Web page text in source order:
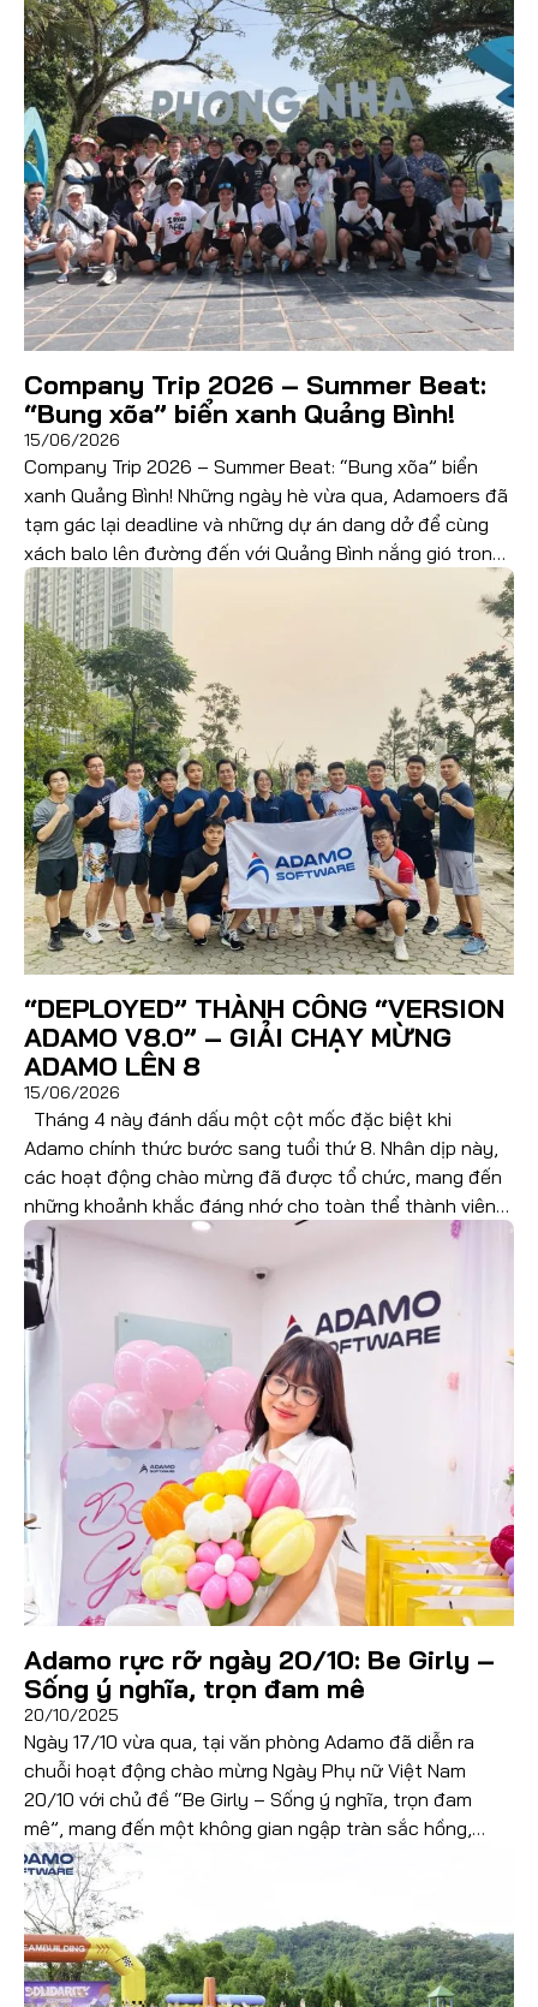
Đọc thêm
Company Trip 2026 – Summer Beat:
“Bung xõa” biển xanh Quảng Bình!
15/06/2026
Company Trip 2026 – Summer Beat: “Bung xõa” biển
xanh Quảng Bình! Những ngày hè vừa qua, Adamoers đã
tạm gác lại deadline và những dự án dang dở để cùng
xách balo lên đường đến với Quảng Bình nắng gió trong
chuyến du lịch Summer Beat. Hành trình 3 ngày 2 đêm
không chỉ […]
Đọc thêm
“DEPLOYED” THÀNH CÔNG “VERSION
ADAMO V8.0” – GIẢI CHẠY MỪNG
ADAMO LÊN 8
15/06/2026
Tháng 4 này đánh dấu một cột mốc đặc biệt khi
Adamo chính thức bước sang tuổi thứ 8. Nhân dịp này,
các hoạt động chào mừng đã được tổ chức, mang đến
những khoảnh khắc đáng nhớ cho toàn thể thành viên
nhà A. Từ chương trình sinh nhật, các hoạt động nội […]
Đọc thêm
Adamo rực rỡ ngày 20/10: Be Girly –
Sống ý nghĩa, trọn đam mê
20/10/2025
Ngày 17/10 vừa qua, tại văn phòng Adamo đã diễn ra
chuỗi hoạt động chào mừng Ngày Phụ nữ Việt Nam
20/10 với chủ đề “Be Girly – Sống ý nghĩa, trọn đam
mê”, mang đến một không gian ngập tràn sắc hồng,
niềm vui và những khoảnh khắc đáng nhớ dành riêng cho
các […]